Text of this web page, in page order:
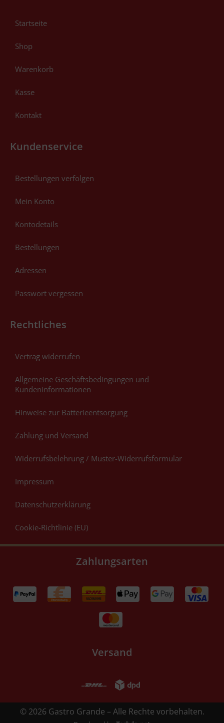
Startseite
Shop
Warenkorb
Kasse
Kontakt
Kundenservice
Bestellungen verfolgen
Mein Konto
Kontodetails
Bestellungen
Adressen
Passwort vergessen
Rechtliches
Vertrag widerrufen
Allgemeine Geschäftsbedingungen und
Kundeninformationen
Hinweise zur Batterieentsorgung
Zahlung und Versand
Widerrufsbelehrung / Muster-Widerrufsformular
Impressum
Datenschutzerklärung
Cookie-Richtlinie (EU)
Zahlungsarten
Versand
© 2026 Gastro Grande – Alle Rechte vorbehalten.